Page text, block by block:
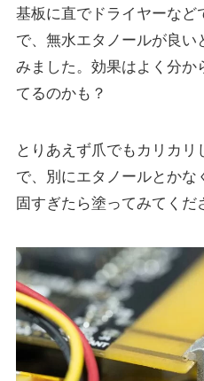
基板に直でドライヤーなど
で、無水エタノールが良い
みました。効果はよく分か
てるのかも？
とりあえず爪でもカリカ
で、別にエタノールとかな
固すぎたら塗ってみてくだ